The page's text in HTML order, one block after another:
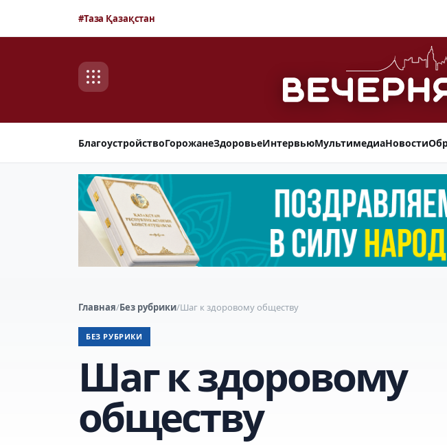
#Таза Қазақстан
БлагоустройствоГорожанеЗдоровьеИнтервьюМультимедиаНовости
Главная/Без рубрики/Шаг к здоровому обществу
БЕЗ РУБРИКИ
Шаг к здоровому
обществу